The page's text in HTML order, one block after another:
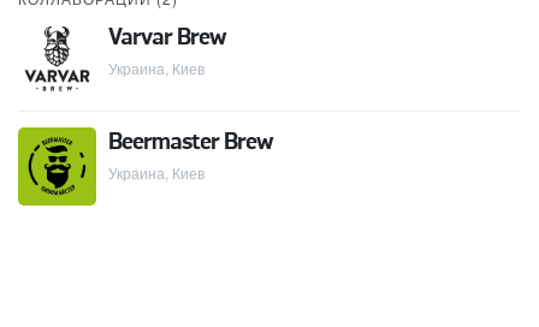
Varvar Brew
Украина, Киев
Beermaster Brew
Украина, Киев